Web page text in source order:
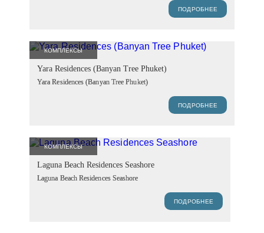
ПОДРОБНЕЕ
КОМПЛЕКСЫ
Yara Residences (Banyan Tree Phuket)
Yara Residences (Banyan Tree Phuket)
ПОДРОБНЕЕ
КОМПЛЕКСЫ
Laguna Beach Residences Seashore
Laguna Beach Residences Seashore
ПОДРОБНЕЕ